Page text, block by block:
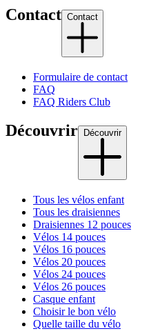
Contact Contact
Formulaire de contact
FAQ
FAQ Riders Club
Découvrir Découvrir
Tous les vélos enfant
Tous les draisiennes
Draisiennes 12 pouces
Vélos 14 pouces
Vélos 16 pouces
Vélos 20 pouces
Vélos 24 pouces
Vélos 26 pouces
Casque enfant
Choisir le bon vélo
Quelle taille du vélo